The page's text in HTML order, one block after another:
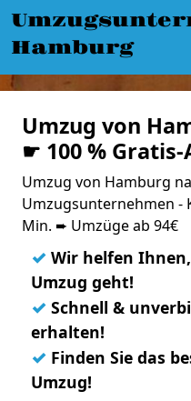
Hamburg
Umzug von
☛ 100 %
Umzug von Hamburg
Umzugsunternehmen -
Min. ➨ Umzüge ab 94€
✓ Wir helfen
Umzug geht!
✓ Schnell &
erhalten!
✓ Finden Sie das
Umzug!